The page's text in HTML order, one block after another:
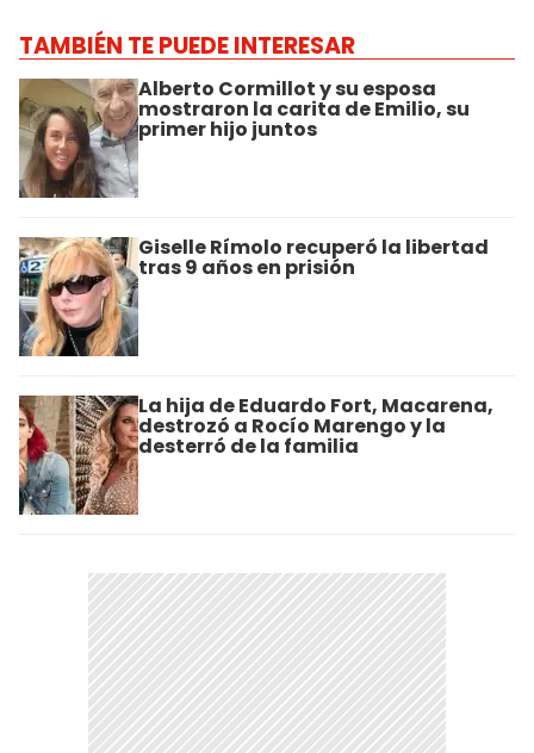
TAMBIÉN TE PUEDE INTERESAR
Alberto Cormillot y su esposa
mostraron la carita de Emilio, su
primer hijo juntos
Giselle Rímolo recuperó la libertad
tras 9 años en prisión
La hija de Eduardo Fort, Macarena,
destrozó a Rocío Marengo y la
desterró de la familia